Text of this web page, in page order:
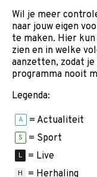
Wil je meer
naar jouw eigen
te maken. Hier
zien en in welke
aanzetten, zodat
programma nooit
Legenda:
A = Actualiteit
S = Sport
L = Live
H
= Herhaling